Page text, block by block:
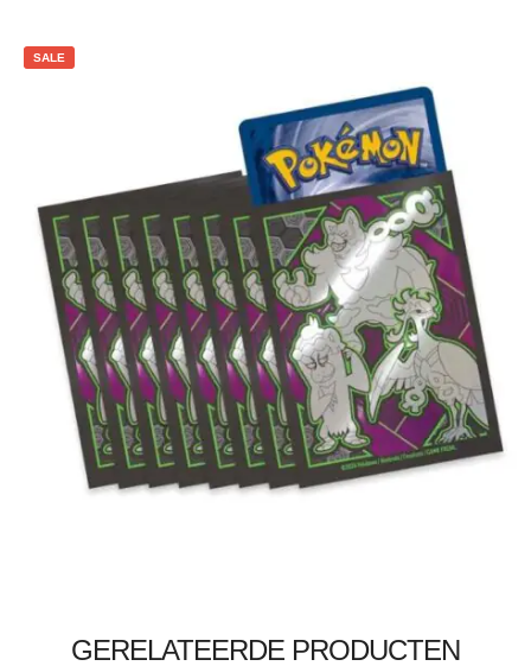
SALE
€6.99 €4.95
GERELATEERDE PRODUCTEN